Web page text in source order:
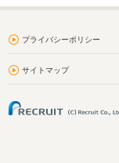
プライバシーポリシー
サイトマップ